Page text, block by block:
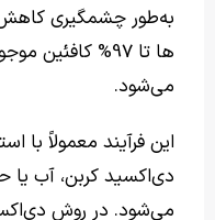
به‌طور چشمگیری
ها تا 97%
می‌شود.
این فرآیند معمولاً با
دی‌اکسید کربن، آب یا
می‌شود. در روش